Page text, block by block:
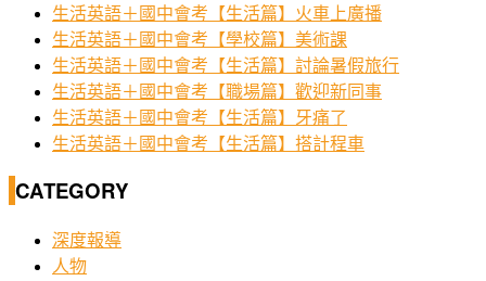
生活英語＋國中會考【生活篇】火車上廣播
生活英語＋國中會考【學校篇】美術課
生活英語＋國中會考【生活篇】討論暑假旅行
生活英語＋國中會考【職場篇】歡迎新同事
生活英語＋國中會考【生活篇】牙痛了
生活英語＋國中會考【生活篇】搭計程車
CATEGORY
深度報導
人物